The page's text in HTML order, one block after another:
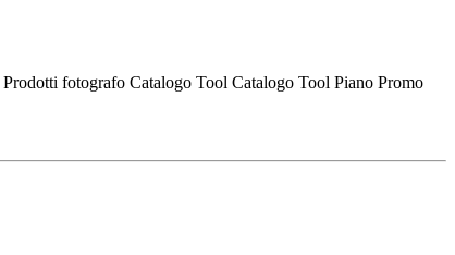
Prodotti fotografo Catalogo Tool Catalogo Tool Piano Promo